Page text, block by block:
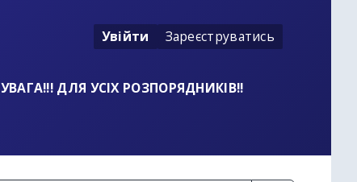
Увійти Зареєструватись
УВАГА!!! ДЛЯ УСІХ РОЗПОРЯДНИКІВ!!